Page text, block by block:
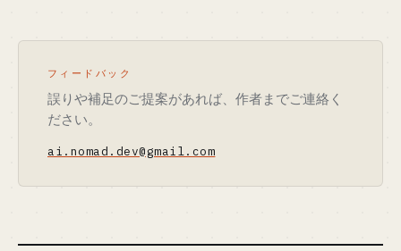
フィードバック
誤りや補足のご提案があれば、作者までご連絡く
ださい。
ai.nomad.dev@gmail.com